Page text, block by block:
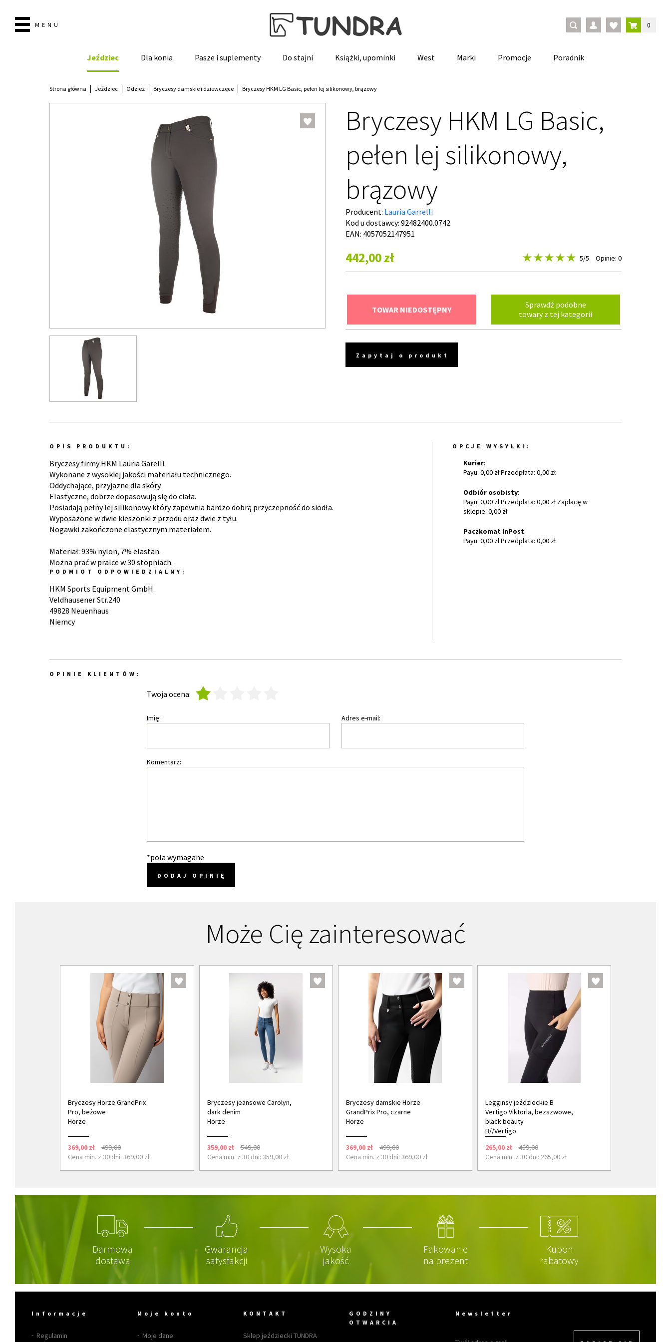
MENU 0
Jeździec Dla konia Pasze i suplementy Do stajni Książki, upominki West Marki Promocje Poradnik
Strona główna Jeździec Odzież Bryczesy damskie i dziewczęce Bryczesy HKM LG Basic, pełen lej silikonowy, brązowy
Bryczesy HKM LG Basic,
pełen lej silikonowy,
brązowy
Producent: Lauria Garrelli
Kod u dostawcy: 92482400.0742
EAN: 4057052147951
442,00 zł 5/5 Opinie: 0
TOWAR NIEDOSTĘPNY
Sprawdź podobne
towary z tej kategorii
Zapytaj o produkt
OPIS PRODUKTU:
Bryczesy firmy HKM Lauria Garelli.
Wykonane z wysokiej jakości materiału technicznego.
Oddychające, przyjazne dla skóry.
Elastyczne, dobrze dopasowują się do ciała.
Posiadają pełny lej silikonowy który zapewnia bardzo dobrą przyczepność do siodła.
Wyposażone w dwie kieszonki z przodu oraz dwie z tyłu.
Nogawki zakończone elastycznym materiałem.
Materiał: 93% nylon, 7% elastan.
Można prać w pralce w 30 stopniach.
PODMIOT ODPOWIEDZIALNY:
HKM Sports Equipment GmbH
Veldhausener Str.240
49828 Neuenhaus
Niemcy
OPCJE WYSYŁKI:
Kurier:
Payu: 0,00 zł Przedpłata: 0,00 zł
Odbiór osobisty:
Payu: 0,00 zł Przedpłata: 0,00 zł Zapłacę w
sklepie: 0,00 zł
Paczkomat InPost:
Payu: 0,00 zł Przedpłata: 0,00 zł
OPINIE KLIENTÓW:
Twoja ocena:
Imię: Adres e-mail:
Komentarz:
*pola wymagane
DODAJ OPINIĘ
Może Cię zainteresować
Bryczesy Horze GrandPrix
Pro, beżowe
Horze
369,00 zł
499,00
Cena min. z 30 dni: 369,00 zł
Bryczesy jeansowe Carolyn,
dark denim
Horze
359,00 zł
549,00
Cena min. z 30 dni: 359,00 zł
Bryczesy damskie Horze
GrandPrix Pro, czarne
Horze
369,00 zł
499,00
Cena min. z 30 dni: 369,00 zł
Legginsy jeździeckie B
Vertigo Viktoria, bezszwowe,
black beauty
B//Vertigo
265,00 zł
459,00
Cena min. z 30 dni: 265,00 zł
Darmowa
dostawa
Gwarancja
satysfakcji
Wysoka
jakość
Pakowanie
na prezent
Kupon
rabatowy
Informacje
Regulamin
Moje konto
Moje dane
KONTAKT
Sklep jeździecki TUNDRA
GODZINY
OTWARCIA
Newsletter